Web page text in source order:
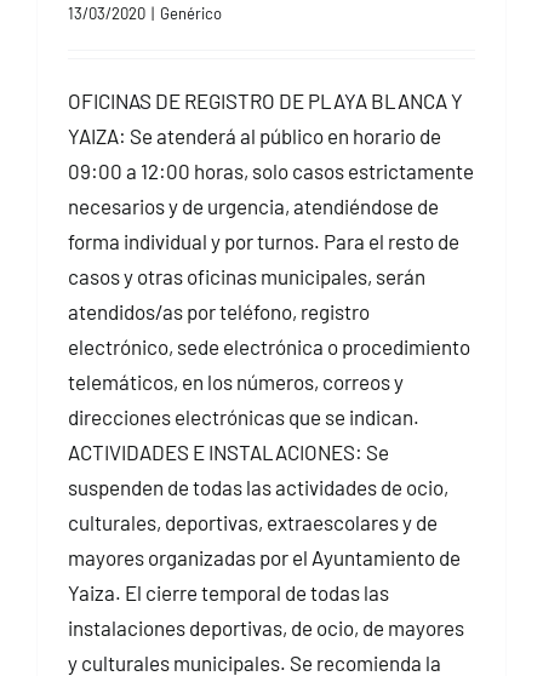
13/03/2020 | Genérico
OFICINAS DE REGISTRO DE PLAYA BLANCA Y
YAIZA: Se atenderá al público en horario de
09:00 a 12:00 horas, solo casos estrictamente
necesarios y de urgencia, atendiéndose de
forma individual y por turnos. Para el resto de
casos y otras oficinas municipales, serán
atendidos/as por teléfono, registro
electrónico, sede electrónica o procedimiento
telemáticos, en los números, correos y
direcciones electrónicas que se indican.
ACTIVIDADES E INSTALACIONES: Se
suspenden de todas las actividades de ocio,
culturales, deportivas, extraescolares y de
mayores organizadas por el Ayuntamiento de
Yaiza. El cierre temporal de todas las
instalaciones deportivas, de ocio, de mayores
y culturales municipales. Se recomienda la